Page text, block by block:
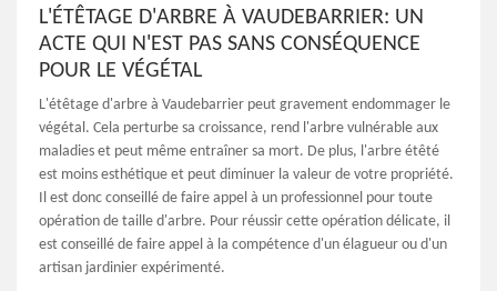
L'ÉTÊTAGE D'ARBRE À VAUDEBARRIER: UN
ACTE QUI N'EST PAS SANS CONSÉQUENCE
POUR LE VÉGÉTAL
L'étêtage d'arbre à Vaudebarrier peut gravement endommager le
végétal. Cela perturbe sa croissance, rend l'arbre vulnérable aux
maladies et peut même entraîner sa mort. De plus, l'arbre étêté
est moins esthétique et peut diminuer la valeur de votre propriété.
Il est donc conseillé de faire appel à un professionnel pour toute
opération de taille d'arbre. Pour réussir cette opération délicate, il
est conseillé de faire appel à la compétence d'un élagueur ou d'un
artisan jardinier expérimenté.